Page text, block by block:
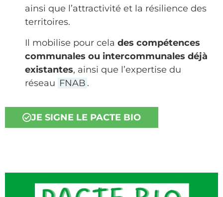
ainsi que l’attractivité et la résilience des
territoires.
Il mobilise pour cela des compétences
communales ou intercommunales déjà
existantes, ainsi que l’expertise du
réseau FNAB .
JE SIGNE LE PACTE BIO